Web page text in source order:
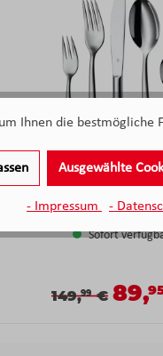
Philadelphia Besteck-Set
Sofort
Verkaufspreis:
Regulärer Preis:
149,99€ 89,
Ihnen die bestmögliche
Ausgewählte
- Impressum -